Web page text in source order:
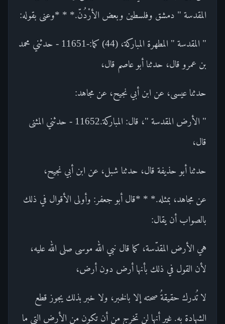
المقدسة " دمشق وفلسطين وبعض الأرْدُنّ.* * *وعنى بقوله:
" المقدسة " المطهرة المباركة، (44) كما:-11651 - حدثني محمد
بن عمرو قال، حدثنا أبو عاصم قال،
حدثنا عيسى، عن ابن أبي نجيح، عن مجاهد:
" الأرض المقدسة "، قال: المباركة.11652 - حدثني المثنى
قال،
حدثنا أبو حذيفة قال، حدثنا شبل، عن ابن أبي نجيح،
عن مجاهد، بمثله.* * *قال أبو جعفر: وأولى الأقوال في ذلك
بالصواب أن يقال:
هي الأرض المقدّسة، كما قال نبي الله موسى صلى الله عليه،
لأن القول في ذلك بأنها أرض دون أرض،
لا تُدرك حقيقةُ صحته إلا بالخبر، ولا خبر بذلك يجوز قطع
الشهادة به. غير أنها لن تخرج من أن تكون من الأرض التي ما